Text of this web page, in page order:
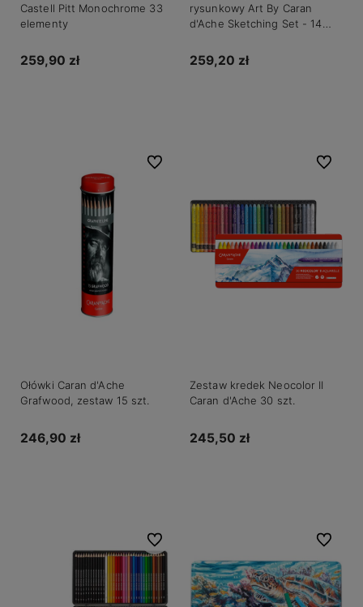
Castell Pitt Monochrome 33
elementy
259,90 zł
rysunkowy Art By Caran
d'Ache Sketching Set - 14
259,20 zł
Ołówki Caran d'Ache
Grafwood, zestaw 15 szt.
246,90 zł
Do ulubionych
Zestaw kredek Neocolor II
Caran d'Ache 30 szt.
245,50 zł
Do
Do ulubionych Do